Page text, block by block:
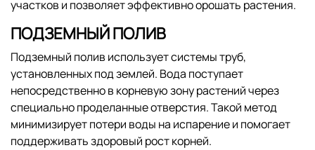
участков и позволяет эффективно орошать растения.
ПОДЗЕМНЫЙ ПОЛИВ
Подземный полив использует системы труб,
установленных под землей. Вода поступает
непосредственно в корневую зону растений через
специально проделанные отверстия. Такой метод
минимизирует потери воды на испарение и помогает
поддерживать здоровый рост корней.